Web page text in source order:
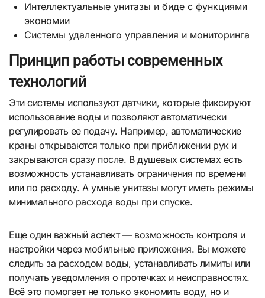
Интеллектуальные унитазы и биде с функциями
экономии
Системы удаленного управления и мониторинга
Принцип работы современных
технологий
Эти системы используют датчики, которые фиксируют
использование воды и позволяют автоматически
регулировать ее подачу. Например, автоматические
краны открываются только при приближении рук и
закрываются сразу после. В душевых системах есть
возможность устанавливать ограничения по времени
или по расходу. А умные унитазы могут иметь режимы
минимального расхода воды при спуске.
Еще один важный аспект — возможность контроля и
настройки через мобильные приложения. Вы можете
следить за расходом воды, устанавливать лимиты или
получать уведомления о протечках и неисправностях.
Всё это помогает не только экономить воду, но и